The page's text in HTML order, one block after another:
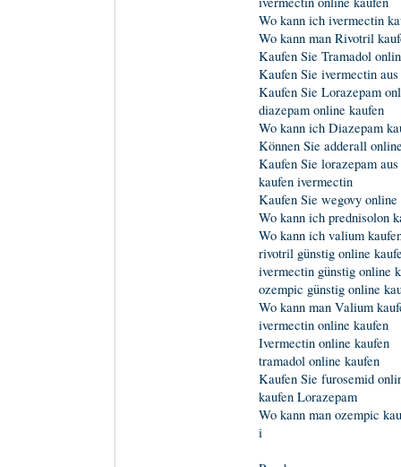
Wo kann ich ivermectin
Wo kann man Rivotril
Kaufen Sie Tramadol
Kaufen Sie ivermectin
Kaufen Sie Lorazepam
diazepam online kaufen
Wo kann ich Diazepam
Können Sie adderall
Kaufen Sie lorazepam
kaufen ivermectin
Kaufen Sie wegovy
Wo kann ich prednisolon
Wo kann ich valium
rivotril günstig online
ivermectin günstig online
ozempic günstig online
Wo kann man Valium
ivermectin online kaufen
Ivermectin online kaufen
tramadol online kaufen
Kaufen Sie furosemid
kaufen Lorazepam
Wo kann man ozempic
i